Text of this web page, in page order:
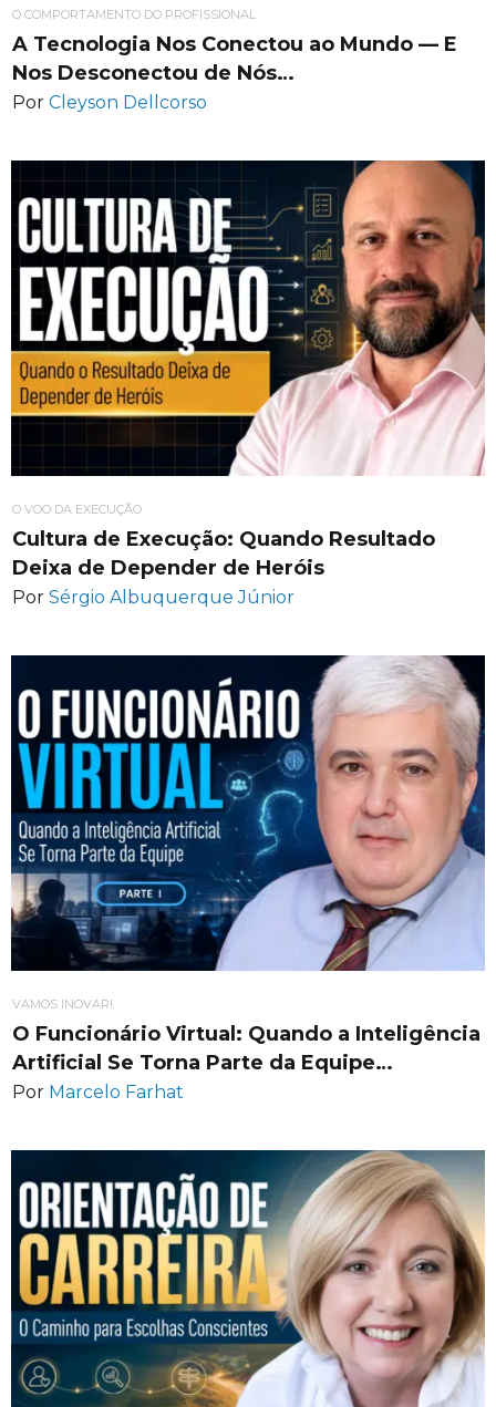
O COMPORTAMENTO DO PROFISSIONAL
A Tecnologia Nos Conectou ao Mundo — E
Nos Desconectou de Nós…
Por Cleyson Dellcorso
O VOO DA EXECUÇÃO
Cultura de Execução: Quando Resultado
Deixa de Depender de Heróis
Por Sérgio Albuquerque Júnior
VAMOS INOVAR!
O Funcionário Virtual: Quando a Inteligência
Artificial Se Torna Parte da Equipe…
Por Marcelo Farhat